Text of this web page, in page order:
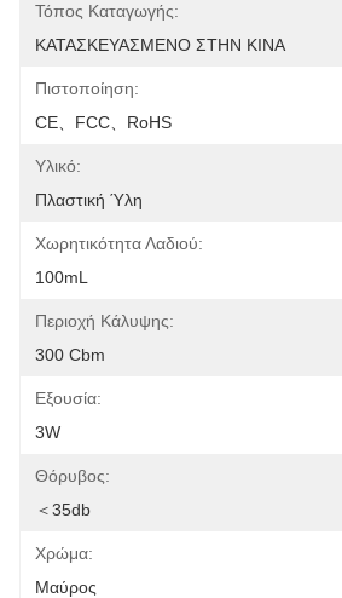
Τόπος Καταγωγής:
ΚΑΤΑΣΚΕΥΑΣΜΕΝΟ ΣΤΗΝ ΚΙΝΑ
Πιστοποίηση:
CE、FCC、RoHS
Υλικό:
Πλαστική Ύλη
Χωρητικότητα Λαδιού:
100mL
Περιοχή Κάλυψης:
300 Cbm
Εξουσία:
3W
Θόρυβος:
＜35db
Χρώμα:
Μαύρος